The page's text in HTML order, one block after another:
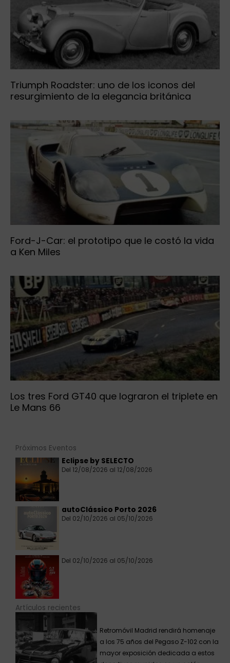
Triumph Roadster: uno de los iconos del
resurgimiento de la elegancia británica
Ford-J-Car: el prototipo que le costó la vida
a Ken Miles
Los tres Ford GT40 que lograron el triplete en
Le Mans 66
Próximos Eventos
Eclipse by SELECTO
Del 12/08/2026 al 12/08/2026
autoClássico Porto 2026
Del 02/10/2026 al 05/10/2026
Del 02/10/2026 al 05/10/2026
Artículos recientes
Retromóvil Madrid rendirá homenaje
a los 75 años del Pegaso Z-102 con la
mayor exposición dedicada a estos